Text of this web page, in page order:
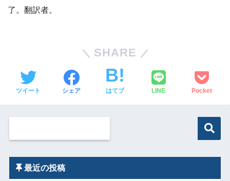
了。翻訳者。
SHARE
ツイート シェア はてブ LINE Pocket
最近の投稿